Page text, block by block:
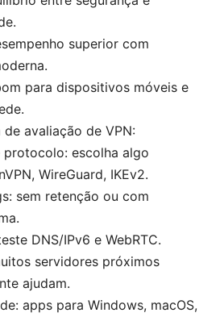
superior com
para dispositivos móveis e
avaliação de VPN:
escolha algo
WireGuard, IKEv2.
sem retenção ou com
DNS/IPv6 e WebRTC.
servidores próximos
ajudam.
apps para Windows, macOS,